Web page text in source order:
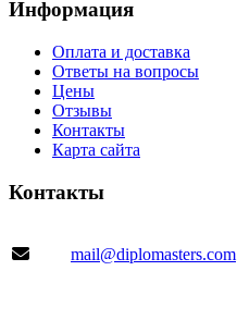
Информация
Оплата и доставка
Ответы на вопросы
Цены
Отзывы
Контакты
Карта сайта
Контакты
mail@diplomasters.com